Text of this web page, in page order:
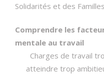
Solidarités et des
Comprendre les
mentale au travail
Charges de travail
atteindre trop